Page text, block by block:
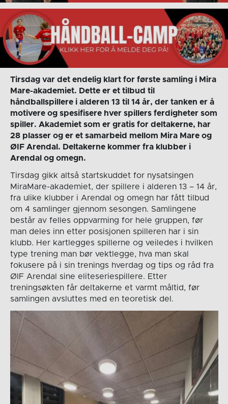
Tirsdag var det endelig klart for første samling i Mira
Mare-akademiet. Dette er et tilbud til
håndballspillere i alderen 13 til 14 år, der tanken er å
motivere og spesifisere hver spillers ferdigheter som
spiller. Akademiet som er gratis for deltakerne, har
28 plasser og er et samarbeid mellom Mira Mare og
ØIF Arendal. Deltakerne kommer fra klubber i
Arendal og omegn.
Tirsdag gikk altså startskuddet for nysatsingen
MiraMare-akademiet, der spillere i alderen 13 – 14 år,
fra ulike klubber i Arendal og omegn har fått tilbud
om 4 samlinger gjennom sesongen. Samlingene
består av felles oppvarming for hele gruppen, før
man deles inn etter posisjonen spilleren har i sin
klubb. Her kartlegges spillerne og veiledes i hvilken
type trening man bør vektlegge, hva man skal
fokusere på i sin trenings hverdag og tips og råd fra
ØIF Arendal sine eliteseriespillere. Etter
treningsøkten får deltakerne et varmt måltid, før
samlingen avsluttes med en teoretisk del.